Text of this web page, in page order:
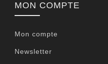
MON COMPTE
Mon compte
Newsletter